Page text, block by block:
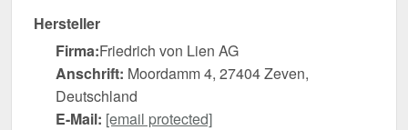
Hersteller
Firma:Friedrich von Lien AG
Anschrift: Moordamm 4, 27404 Zeven,
Deutschland
E-Mail: [email protected]